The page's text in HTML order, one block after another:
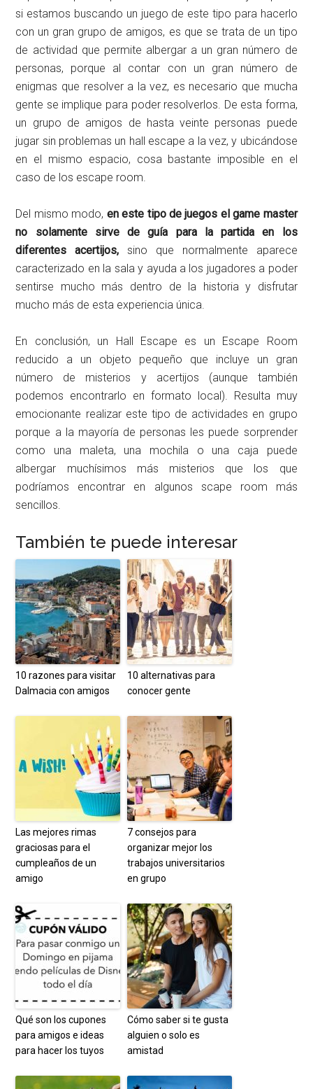
si estamos buscando un juego de este tipo para hacerlo
con un gran grupo de amigos, es que se trata de un tipo
de actividad que permite albergar a un gran número de
personas, porque al contar con un gran número de
enigmas que resolver a la vez, es necesario que mucha
gente se implique para poder resolverlos. De esta forma,
un grupo de amigos de hasta veinte personas puede
jugar sin problemas un hall escape a la vez, y ubicándose
en el mismo espacio, cosa bastante imposible en el
caso de los escape room.
Del mismo modo, en este tipo de juegos el game master
no solamente sirve de guía para la partida en los
diferentes acertijos, sino que normalmente aparece
caracterizado en la sala y ayuda a los jugadores a poder
sentirse mucho más dentro de la historia y disfrutar
mucho más de esta experiencia única.
En conclusión, un Hall Escape es un Escape Room
reducido a un objeto pequeño que incluye un gran
número de misterios y acertijos (aunque también
podemos encontrarlo en formato local). Resulta muy
emocionante realizar este tipo de actividades en grupo
porque a la mayoría de personas les puede sorprender
como una maleta, una mochila o una caja puede
albergar muchísimos más misterios que los que
podríamos encontrar en algunos scape room más
sencillos.
También te puede interesar
10 razones para visitar
Dalmacia con amigos
10 alternativas para
conocer gente
Las mejores rimas
graciosas para el
cumpleaños de un
amigo
7 consejos para
organizar mejor los
trabajos universitarios
en grupo
Qué son los cupones
para amigos e ideas
para hacer los tuyos
Cómo saber si te gusta
alguien o solo es
amistad